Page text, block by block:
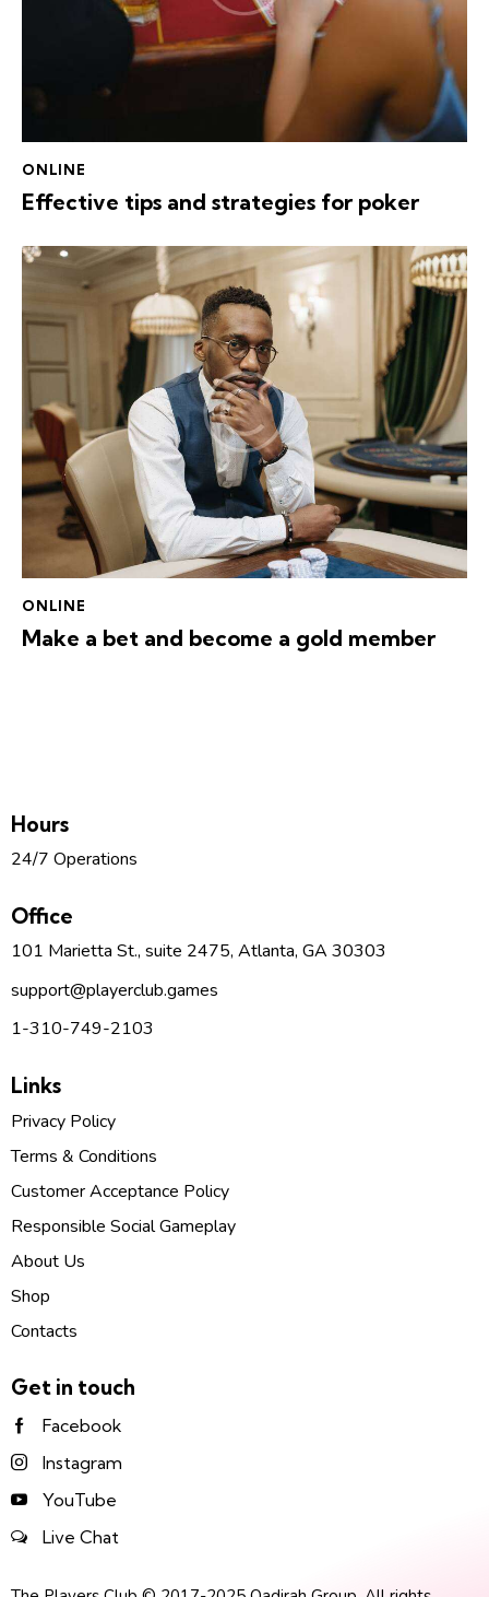
ONLINE
Effective tips and strategies for poker
ONLINE
Make a bet and become a gold member
Hours
24/7 Operations
Office
101 Marietta St., suite 2475, Atlanta, GA 30303
support@playerclub.games
1-310-749-2103
Links
Privacy Policy
Terms & Conditions
Customer Acceptance Policy
Responsible Social Gameplay
About Us
Shop
Contacts
Get in touch
Facebook
Instagram
YouTube
Live Chat